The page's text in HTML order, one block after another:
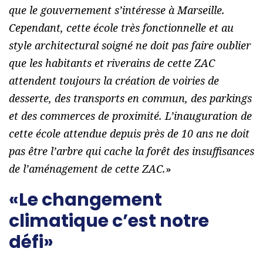
que le gouvernement s’intéresse à Marseille.
Cependant, cette école très fonctionnelle et au
style architectural soigné ne doit pas faire oublier
que les habitants et riverains de cette ZAC
attendent toujours la création de voiries de
desserte, des transports en commun, des parkings
et des commerces de proximité. L’inauguration de
cette école attendue depuis près de 10 ans ne doit
pas être l’arbre qui cache la forêt des insuffisances
de l’aménagement de cette ZAC.»
«Le changement
climatique c’est notre
défi»